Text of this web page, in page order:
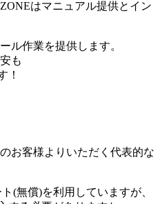
はマニュアル提供とイン
も
！
お客様よりいただく代表的な
(無償)を利用していますが、